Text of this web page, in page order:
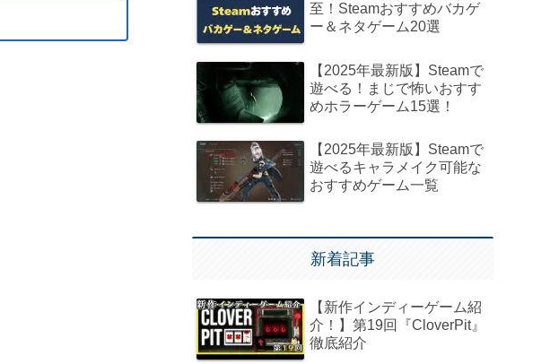
至！Steamおすすめバカゲ
ー＆ネタゲーム20選
【2025年最新版】Steamで
遊べる！まじで怖いおすす
めホラーゲーム15選！
【2025年最新版】Steamで
遊べるキャラメイク可能な
おすすめゲーム一覧
新着記事
【新作インディーゲーム紹
介！】第19回『CloverPit』
徹底紹介